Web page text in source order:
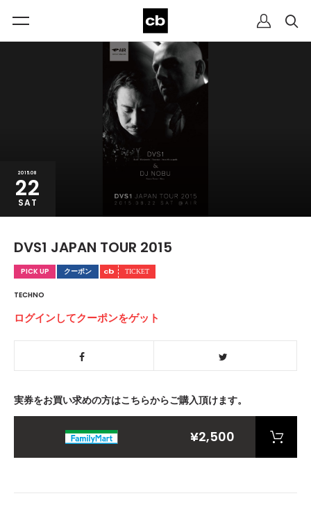
2015.08
22
SAT
DVS1 JAPAN TOUR 2015
PICK UP クーポン
TECHNO
ログインしてクーポンをゲット
実券をお買い求めの方はこちらからご購入頂けます。
¥2,500